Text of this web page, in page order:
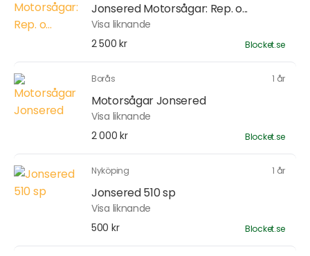
Jonsered Motorsågar: Rep. o...
Visa liknande
2 500 kr
Blocket.se
Borås 1 år
Motorsågar Jonsered
Visa liknande
2 000 kr
Blocket.se
Nyköping 1 år
Jonsered 510 sp
Visa liknande
500 kr
Blocket.se